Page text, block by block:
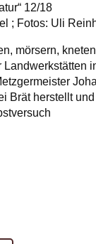
12/18
; Fotos: Uli
mörsern,
Landwerkstätten
Brät herstellt